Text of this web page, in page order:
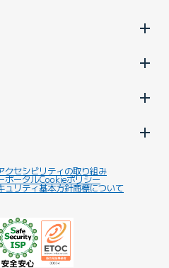
クセシビリティの取り組み
ポータルCookieポリシー
ュリティ基本方針商標について